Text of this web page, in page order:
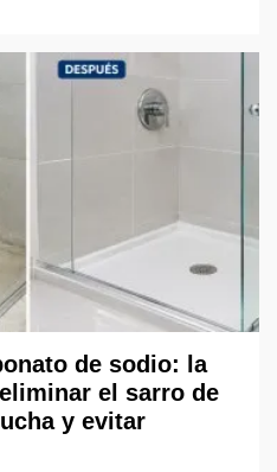
de sodio: la
el sarro de
y evitar